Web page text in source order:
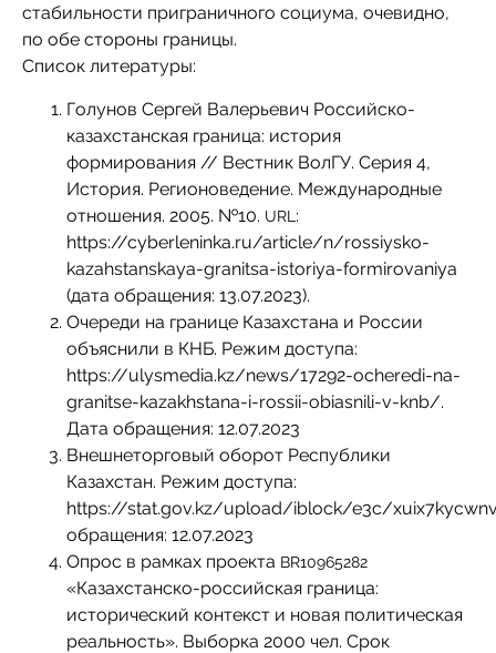
стабильности приграничного социума, очевидно,
по обе стороны границы.
Список литературы:
Голунов Сергей Валерьевич Российско-
казахстанская граница: история
формирования // Вестник ВолГУ. Серия 4,
История. Регионоведение. Международные
отношения. 2005. №10. URL :
https://cyberleninka.ru/article/n/rossiysko-
kazahstanskaya-granitsa-istoriya-formirovaniya
(дата обращения: 13.07.2023).
Очереди на границе Казахстана и России
объяснили в КНБ. Режим доступа:
https://ulysmedia.kz/news/17292-ocheredi-na-
granitse-kazakhstana-i-rossii-obiasnili-v-knb/.
Дата обращения: 12.07.2023
Внешнеторговый оборот Республики
Казахстан. Режим доступа:
https://stat.gov.kz/upload/iblock/e3c/
обращения: 12.07.2023
Опрос в рамках проекта BR10965282
«Казахстанско-российская граница:
исторический контекст и новая политическая
реальность». Выборка 2000 чел. Срок